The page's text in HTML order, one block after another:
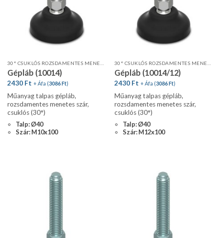
Gépláb (10014)
2430 Ft + Áfa (3086Ft)
Műanyag talpas gépláb,
rozsdamentes menetes szár,
csuklós (30°)
Talp: Ø40
Szár: M10x100
Gépláb (10014/12)
2430 Ft + Áfa (3086Ft)
Műanyag talpas gépláb,
rozsdamentes menetes szár,
csuklós (30°)
Talp: Ø40
Szár: M12x100